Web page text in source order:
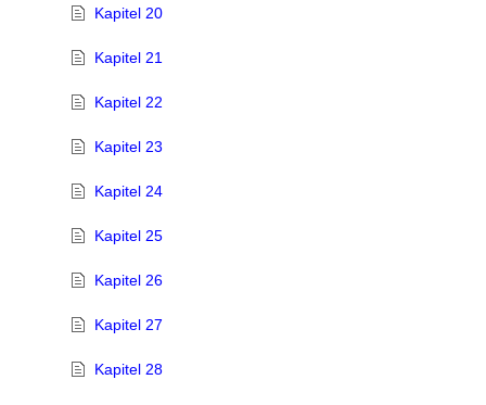
Kapitel 20
Kapitel 21
Kapitel 22
Kapitel 23
Kapitel 24
Kapitel 25
Kapitel 26
Kapitel 27
Kapitel 28